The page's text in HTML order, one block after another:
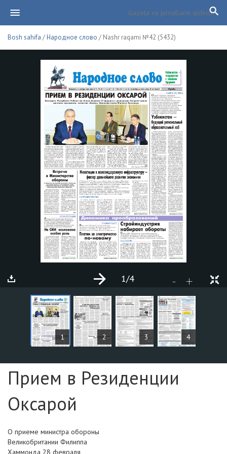
Bosh sahifa /Народное слово / Nashr raqami №42 (5432)
1 2 3 4
- +
1/4
MAQOLALAR
Sahifa №1
Прием в Резиденции
Оксарой
О приеме министра обороны
Великобритании Филиппа
Хаммонда 28 февраля